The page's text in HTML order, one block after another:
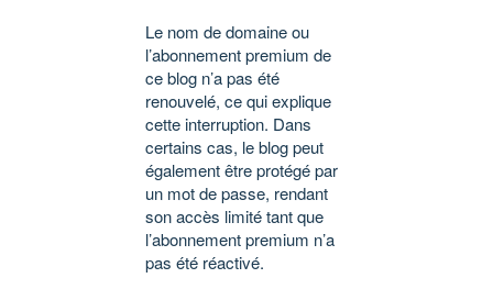
Le nom de domaine ou
l’abonnement premium de
ce blog n’a pas été
renouvelé, ce qui explique
cette interruption. Dans
certains cas, le blog peut
également être protégé par
un mot de passe, rendant
son accès limité tant que
l’abonnement premium n’a
pas été réactivé.